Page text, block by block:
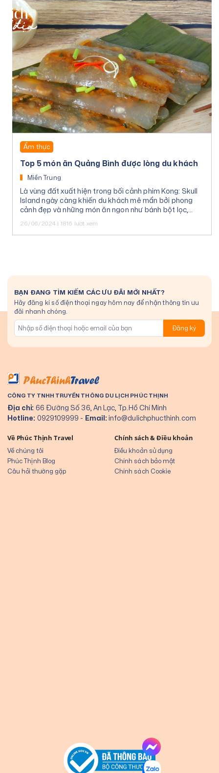
Ẩm thực
Top 5 món ăn Quảng Bình được lòng du khách
Miền Trung
Là vùng đất xuất hiện trong bối cảnh phim Kong: Skull
Island ngày càng khiến du khách mê mẩn bởi phong
cảnh đẹp và những món ăn ngon như bánh bột lọc,
cháo canh, bún chả cá…
26/06/2024 | 1816 lượt xem
BẠN ĐANG TÌM KIẾM CÁC ƯU ĐÃI MỚI NHẤT?
Hãy đăng kí số điện thoại ngay hôm nay để nhận thông tin ưu
đãi nhanh chóng.
Đăng ký
CÔNG TY TNHH TRUYỀN THÔNG DU LỊCH PHÚC THỊNH
Địa chỉ: 66 Đường Số 36, An Lạc, Tp.Hồ Chí Minh
Hotline: 0929109999 - Email:info@dulichphucthinh.com
Về Phúc Thịnh Travel
Về chúng tôi
Phúc Thịnh Blog
Câu hỏi thường gặp
Chính sách & Điều khoản
Điều khoản sử dụng
Chính sách bảo mật
Chính sách Cookie